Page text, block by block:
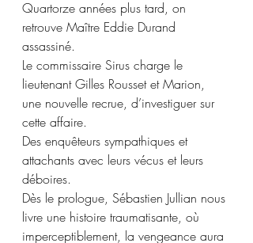
Quartorze années plus tard, on
retrouve Maître Eddie Durand
assassiné.
Le commissaire Sirus charge le
lieutenant Gilles Rousset et Marion,
une nouvelle recrue, d’investiguer sur
cette affaire.
Des enquêteurs sympathiques et
attachants avec leurs vécus et leurs
déboires.
Dès le prologue, Sébastien Jullian nous
livre une histoire traumatisante, où
imperceptiblement, la vengeance aura